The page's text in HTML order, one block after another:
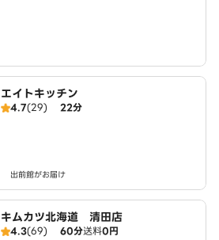
エイトキッチン
4.7(29) 22分
出前館がお届け
キムカツ北海道 清田店
4.3(69) 60分送料0円